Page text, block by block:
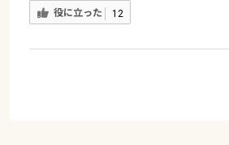
役に立った 12